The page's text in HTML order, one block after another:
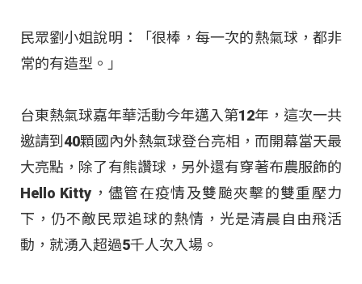
民眾劉小姐說明：「很棒，每一次的熱氣球，都非
常的有造型。」
台東熱氣球嘉年華活動今年邁入第12年，這次一共
邀請到40顆國內外熱氣球登台亮相，而開幕當天最
大亮點，除了有熊讚球，另外還有穿著布農服飾的
Hello Kitty，儘管在疫情及雙颱夾擊的雙重壓力
下，仍不敵民眾追球的熱情，光是清晨自由飛活
動，就湧入超過5千人次入場。